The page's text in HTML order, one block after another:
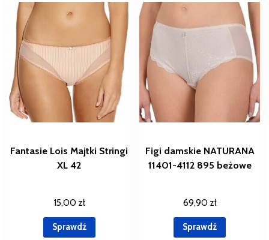
Fantasie Lois Majtki Stringi
XL 42
15,00 zł
Sprawdź
Figi damskie NATURANA
11401-4112 895 beżowe
69,90 zł
Sprawdź